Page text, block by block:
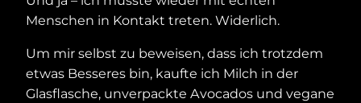
Menschen in Kontakt treten. Widerlich.
Um mir selbst zu beweisen, dass ich trotzdem
etwas Besseres bin, kaufte ich Milch in der
Glasflasche, unverpackte Avocados und vegane